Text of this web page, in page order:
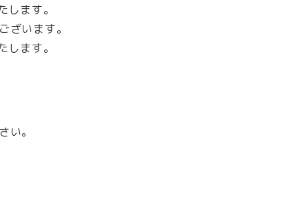
ます。
ざいます。
ます。
い。